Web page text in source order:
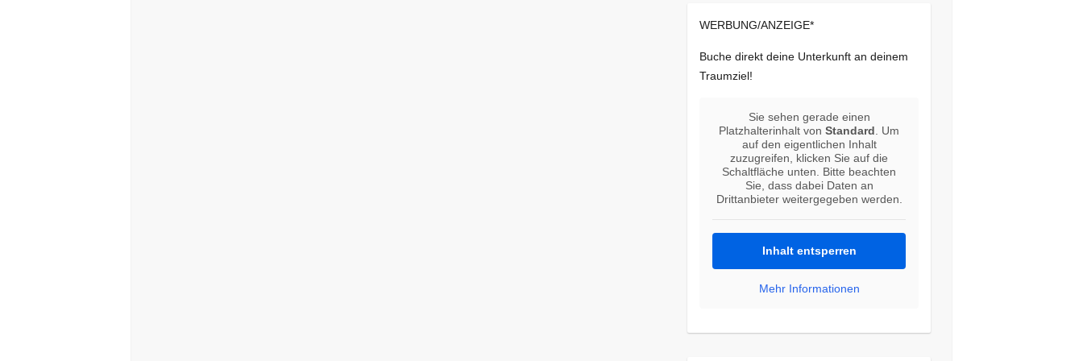
WERBUNG/ANZEIGE*
Buche direkt deine Unterkunft an deinem
Traumziel!
Sie sehen gerade einen
Platzhalterinhalt vonStandard . Um
auf den eigentlichen Inhalt
zuzugreifen, klicken Sie auf die
Schaltfläche unten. Bitte beachten
Sie, dass dabei Daten an
Drittanbieter weitergegeben werden.
Inhalt entsperren
Mehr Informationen